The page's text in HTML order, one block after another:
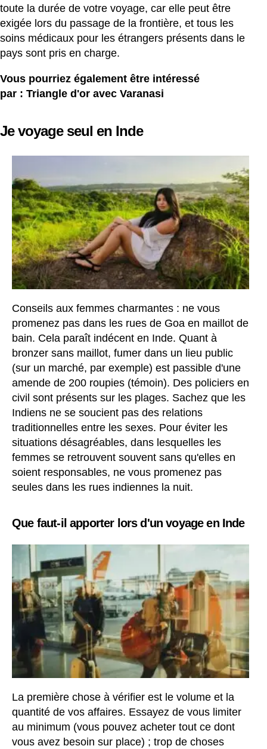
toute la durée de votre voyage, car elle peut être
exigée lors du passage de la frontière, et tous les
soins médicaux pour les étrangers présents dans le
pays sont pris en charge.
Vous pourriez également être intéressé
par : Triangle d'or avec Varanasi
Je voyage seul en Inde
Conseils aux femmes charmantes : ne vous
promenez pas dans les rues de Goa en maillot de
bain. Cela paraît indécent en Inde. Quant à
bronzer sans maillot, fumer dans un lieu public
(sur un marché, par exemple) est passible d'une
amende de 200 roupies (témoin). Des policiers en
civil sont présents sur les plages. Sachez que les
Indiens ne se soucient pas des relations
traditionnelles entre les sexes. Pour éviter les
situations désagréables, dans lesquelles les
femmes se retrouvent souvent sans qu'elles en
soient responsables, ne vous promenez pas
seules dans les rues indiennes la nuit.
Que faut-il apporter lors d'un voyage en Inde
La première chose à vérifier est le volume et la
quantité de vos affaires. Essayez de vous limiter
au minimum (vous pouvez acheter tout ce dont
vous avez besoin sur place) ; trop de choses